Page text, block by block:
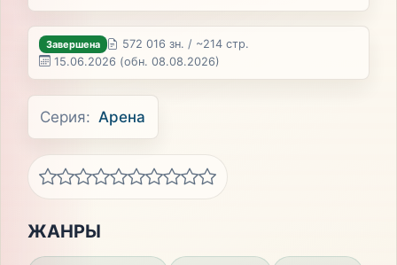
Завершена
572 016 зн. / ~214 стр.
15.06.2026 (обн. 08.08.2026)
Серия: Арена
ЖАНРЫ